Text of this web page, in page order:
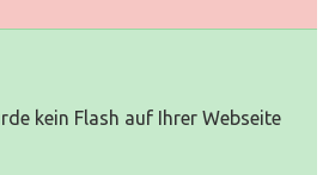
kein Flash auf Ihrer Webseite